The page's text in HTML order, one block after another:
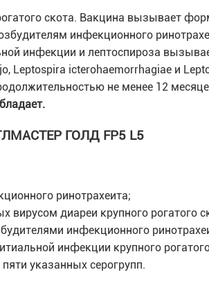
скота. Вакцина вызывает
инфекционного
инфекции и лептоспироза
Leptospira icterohaemorrhagiae и
не менее 12
ГОЛД FP5 L5
ринотрахеита;
диареи крупного рогатого
инфекционного
инфекции крупного
указанных серогрупп.